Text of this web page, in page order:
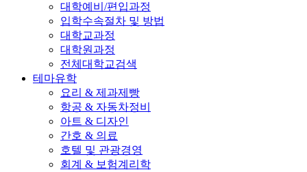
대학예비/편입과정
입학수속절차 및 방법
대학교과정
대학원과정
전체대학교검색
테마유학
요리 & 제과제빵
항공 & 자동차정비
아트 & 디자인
간호 & 의료
호텔 및 관광경영
회계 & 보험계리학